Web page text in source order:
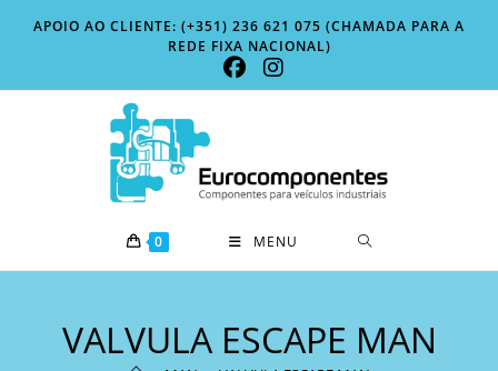
APOIO AO CLIENTE: (+351) 236 621 075 (CHAMADA PARA A
REDE FIXA NACIONAL)
0 MENU
VALVULA ESCAPE MAN